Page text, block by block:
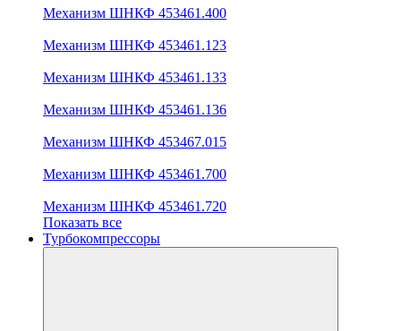
Механизм ШНКФ 453461.400
Механизм ШНКФ 453461.123
Механизм ШНКФ 453461.133
Механизм ШНКФ 453461.136
Механизм ШНКФ 453467.015
Механизм ШНКФ 453461.700
Механизм ШНКФ 453461.720
Показать все
Турбокомпрессоры